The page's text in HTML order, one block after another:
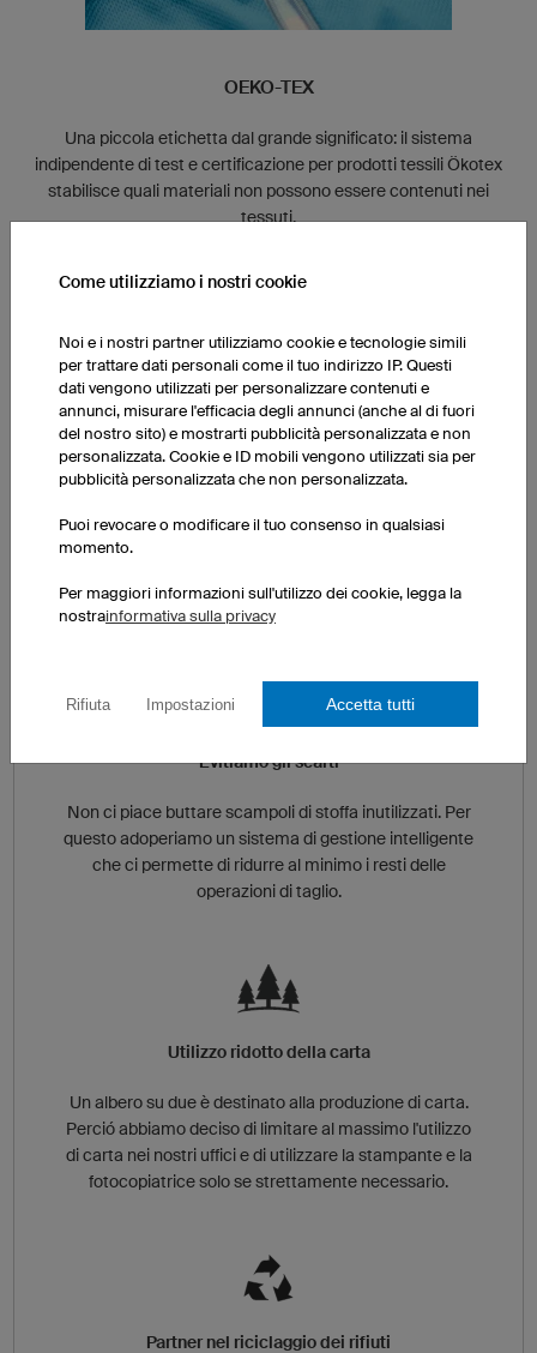
OEKO-TEX
Una piccola etichetta dal grande significato: il sistema
indipendente di test e certificazione per prodotti tessili Ökotex
stabilisce quali materiali non possono essere contenuti nei
tessuti.
Gestione efficace dell'energia
Tutti i nostri uffici e magazzini sono dotati di un elevato
grado di isolamento termico e l'illuminazione è
energetica estremamente efficace.
Evitiamo gli scarti
Non ci piace buttare scampoli di stoffa inutilizzati. Per
questo adoperiamo un sistema di gestione intelligente
che ci permette di ridurre al minimo i resti delle
operazioni di taglio.
Utilizzo ridotto della carta
Un albero su due è destinato alla produzione di carta.
Perció abbiamo deciso di limitare al massimo l'utilizzo
di carta nei nostri uffici e di utilizzare la stampante e la
fotocopiatrice solo se strettamente necessario.
Partner nel riciclaggio dei rifiuti
Come utilizziamo i nostri cookie
Noi e i nostri partner utilizziamo cookie e tecnologie simili
per trattare dati personali come il tuo indirizzo IP. Questi
dati vengono utilizzati per personalizzare contenuti e
annunci, misurare l'efficacia degli annunci (anche al di fuori
del nostro sito) e mostrarti pubblicità personalizzata e non
personalizzata. Cookie e ID mobili vengono utilizzati sia per
pubblicità personalizzata che non personalizzata.
Puoi revocare o modificare il tuo consenso in qualsiasi
momento.
Per maggiori informazioni sull'utilizzo dei cookie, legga la
nostrainformativa sulla privacy
Rifiuta Impostazioni Accetta tutti